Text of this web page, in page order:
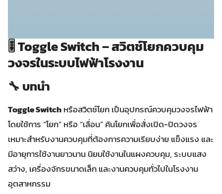
🎚️Toggle Switch – สวิตช์โยกควบคุม
วงจรในระบบไฟฟ้าโรงงาน
🔧 บทนำ
Toggle Switchหรือสวิตช์โยก เป็นอุปกรณ์ควบคุมวงจรไฟฟ้า
โดยใช้การ “โยก” หรือ “เลื่อน” คันโยกเพื่อสั่งเปิด-ปิดวงจร
เหมาะสำหรับงานควบคุมที่ต้องการความเรียบง่าย แข็งแรง และ
มีอายุการใช้งานยาวนาน นิยมใช้งานในแผงควบคุม, ระบบแสง
สว่าง, เครื่องจักรขนาดเล็ก และงานควบคุมทั่วไปในโรงงาน
อุตสาหกรรม